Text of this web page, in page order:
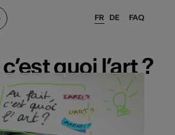
FAQ
FR DE
quoi l’art ?
quoi l’art ?